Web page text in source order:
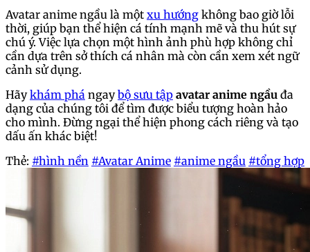
Avatar anime ngầu là một xu hướng không bao giờ lỗi
thời, giúp bạn thể hiện cá tính mạnh mẽ và thu hút sự
chú ý. Việc lựa chọn một hình ảnh phù hợp không chỉ
cần dựa trên sở thích cá nhân mà còn cần xem xét ngữ
cảnh sử dụng.
Hãykhám phá ngaybộ sưu tập avatar anime ngầu đa
dạng của chúng tôi để tìm được biểu tượng hoàn hảo
cho mình. Đừng ngại thể hiện phong cách riêng và tạo
dấu ấn khác biệt!
Thẻ: #hình nền #Avatar Anime #anime ngầu #tổng hợp